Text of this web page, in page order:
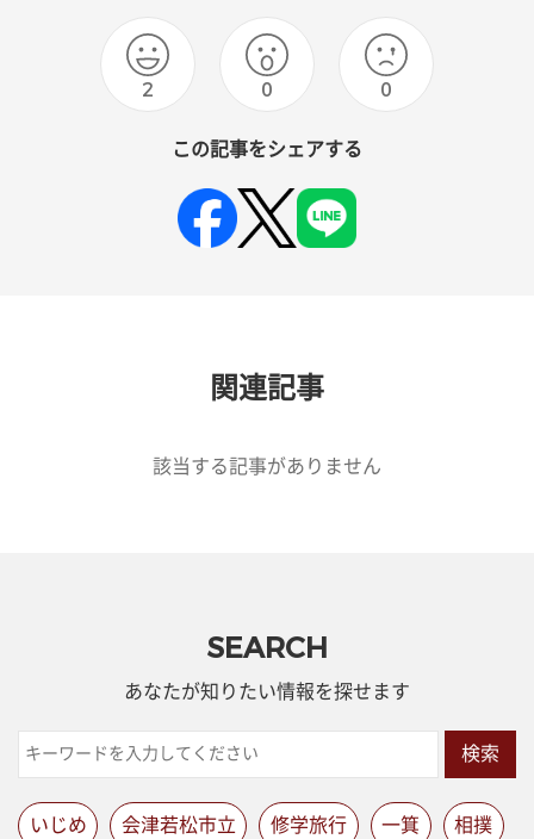
2 0 0
この記事をシェアする
関連記事
該当する記事がありません
SEARCH
あなたが知りたい情報を探せます
検索
いじめ 会津若松市立 修学旅行 一箕 相撲